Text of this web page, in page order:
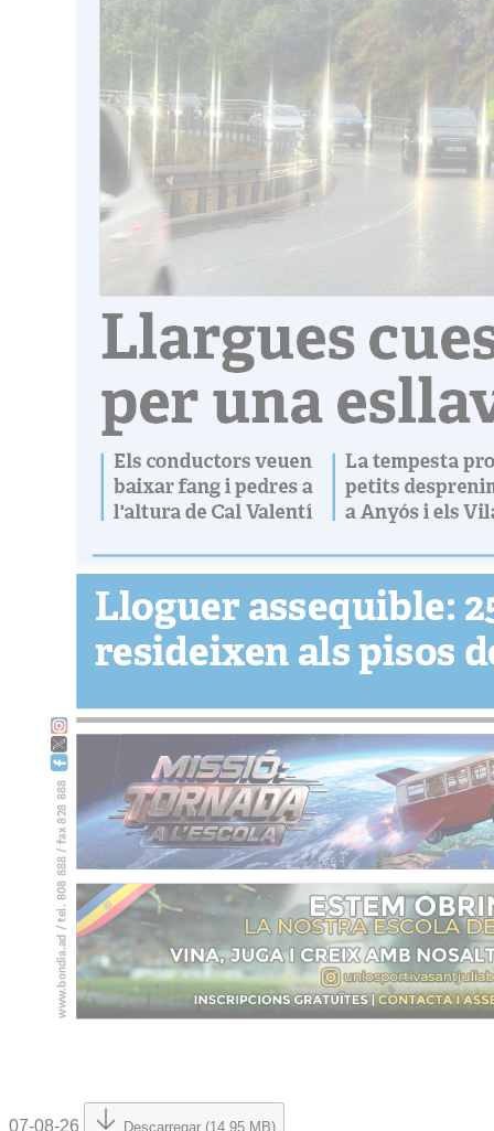
07-08-26 Descarregar (14.95 MB)